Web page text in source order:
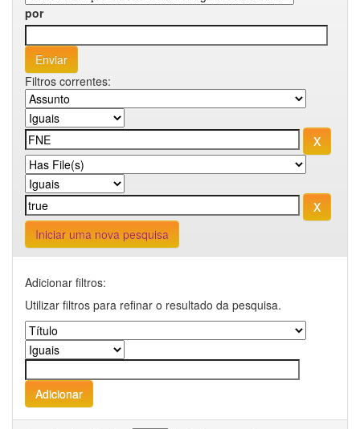
por
Filtros correntes:
Iniciar uma nova pesquisa
Adicionar filtros:
Utilizar filtros para refinar o resultado da pesquisa.